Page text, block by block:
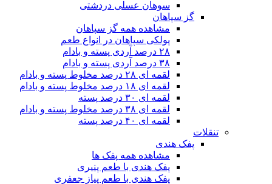
سوهان عسلی دردشتی
گز سپاهان
مشاهده همه گز سپاهان
پولکی سپاهان در انواع طعم
۲۸ درصد آردی پسته و بادام
۳۸ درصد آردی پسته و بادام
لقمه ای ۲۸ درصد مخلوط پسته و بادام
لقمه ای ۱۸ درصد مخلوط پسته و بادام
لقمه ای ۳۰ درصد پسته
لقمه ای ۳۸ درصد مخلوط پسته و بادام
لقمه ای ۴۰ درصد پسته
تنقلات
پفک هندی
مشاهده همه پفک ها
پفک هندی با طعم پنیری
پفک هندی با طعم پیاز جعفری